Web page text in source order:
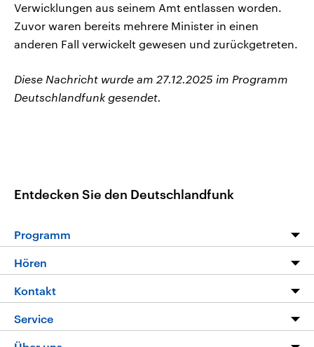
Verwicklungen aus seinem Amt entlassen worden.
Zuvor waren bereits mehrere Minister in einen
anderen Fall verwickelt gewesen und zurückgetreten.
Diese Nachricht wurde am 27.12.2025 im Programm
Deutschlandfunk gesendet.
Entdecken Sie den Deutschlandfunk
Programm
Programm
Die Nachrichten
Nachrichtenleicht
Hören
Livestream
Podcasts
Kontakt
Hörerservice
Service
FAQ